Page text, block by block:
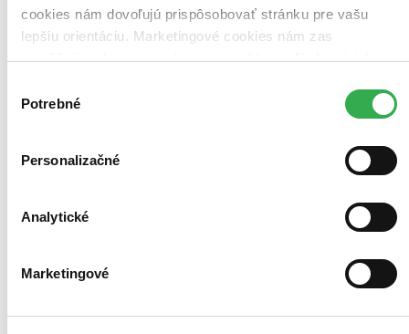
cookies nám dovoľujú prispôsobovať stránku pre vašu
lepšiu orientáciu. Marketingové cookies nám zas
umožňujú zobrazenie relevantnej reklamy. Niektoré údaje
keby sme mohli používať všetky tieto cookies. Ďakujeme!
súhlasu
Potrebné
Personalizačné
Analytické
Marketingové